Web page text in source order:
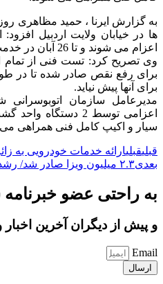
به گزارش ایرنا ، حمید مظاهری
ها در خیابان ولایت اردبیل
اعزام می شوند و تا 26 آبان در خدمت زائران خواهند بود.
وی تصریح کرد: تست فنی از تمام
برای رفع نقص صادر شده تا در
برای آنها پیش نیاید.
مدیرعامل سازمان اتوبوسرانی
اعزامی توسط 2
سیار و اکیپ کامل فنی همراهی
قبلیقبلیارائه خدمات خودرویی به
بعدی۲.۳ میلیون ویزا صادر شد/ رشد ۴۵ درصدی
به راحتی عضو
و پیش از دیگران آخرین
Email
ارسال